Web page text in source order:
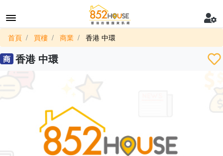
首頁 買樓 商業 香港 中環
商 香港 中環